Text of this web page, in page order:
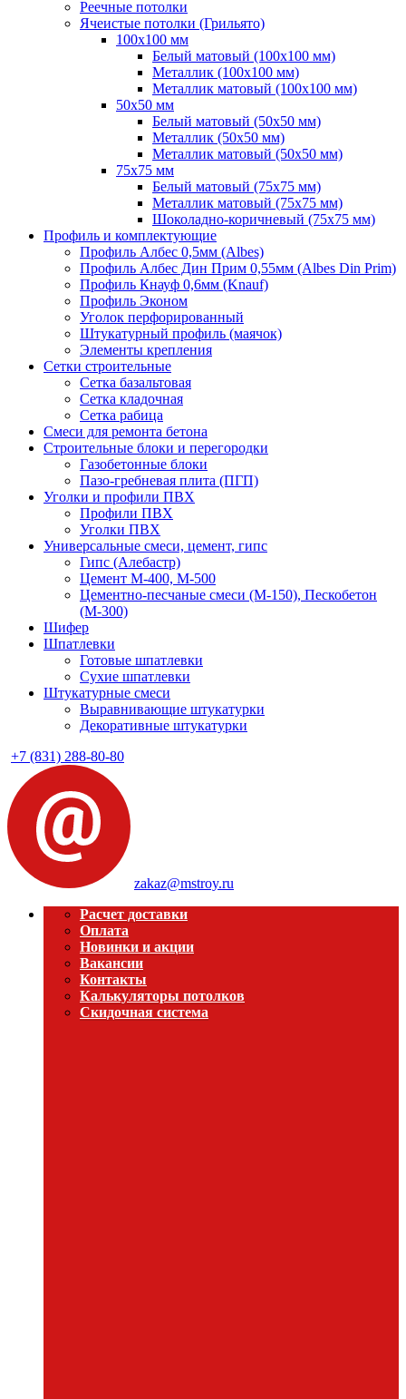
Реечные потолки
Ячеистые потолки (Грильято)
100х100 мм
Белый матовый (100х100 мм)
Металлик (100х100 мм)
Металлик матовый (100х100 мм)
50х50 мм
Белый матовый (50х50 мм)
Металлик (50х50 мм)
Металлик матовый (50х50 мм)
75х75 мм
Белый матовый (75х75 мм)
Металлик матовый (75х75 мм)
Шоколадно-коричневый (75х75 мм)
Профиль и комплектующие
Профиль Албес 0,5мм (Albes)
Профиль Албес Дин Прим 0,55мм (Albes Din Prim)
Профиль Кнауф 0,6мм (Knauf)
Профиль Эконом
Уголок перфорированный
Штукатурный профиль (маячок)
Элементы крепления
Сетки строительные
Сетка базальтовая
Сетка кладочная
Сетка рабица
Смеси для ремонта бетона
Строительные блоки и перегородки
Газобетонные блоки
Пазо-гребневая плита (ПГП)
Уголки и профили ПВХ
Профили ПВХ
Уголки ПВХ
Универсальные смеси, цемент, гипс
Гипс (Алебастр)
Цемент М-400, М-500
Цементно-песчаные смеси (М-150), Пескобетон
(М-300)
Шифер
Шпатлевки
Готовые шпатлевки
Сухие шпатлевки
Штукатурные смеси
Выравнивающие штукатурки
Декоративные штукатурки
+7 (831) 288-80-80
zakaz@mstroy.ru
Расчет доставки
Оплата
Новинки и акции
Вакансии
Контакты
Калькуляторы потолков
Скидочная система